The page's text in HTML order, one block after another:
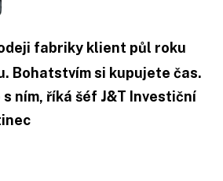
fabriky klient půl roku
Bohatstvím si kupujete čas.
ním, říká šéf J&T Investiční